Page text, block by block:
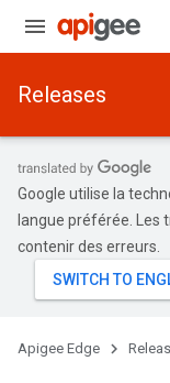
Releases
Google utilise la
langue préférée. Les
contenir des erreurs.
Apigee Edge